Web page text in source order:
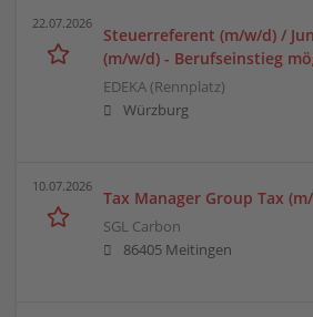
22.07.2026
Steuerreferent (m/w/d) /
(m/w/d) - Berufseinstieg
EDEKA (Rennplatz)
Würzburg
10.07.2026
Tax Manager Group Tax
SGL Carbon
86405 Meitingen